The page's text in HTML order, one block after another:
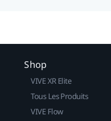
Shop
VIVE XR Elite
Tous Les Produits
VIVE Flow